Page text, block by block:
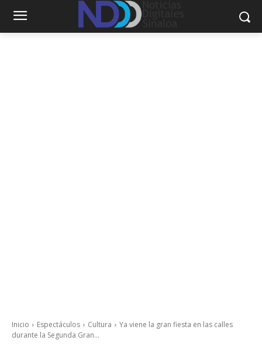
Inicio Espectáculos Cultura
Ya viene la gran fiesta en las calles
durante la Segunda Gran...